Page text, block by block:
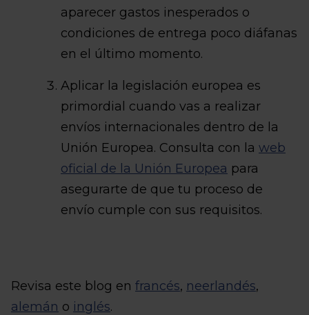
aparecer gastos inesperados o
condiciones de entrega poco diáfanas
en el último momento.
Aplicar la legislación europea es
primordial cuando vas a realizar
envíos internacionales dentro de la
Unión Europea. Consulta con la web
oficial de la Unión Europea para
asegurarte de que tu proceso de
envío cumple con sus requisitos.
Revisa este blog en francés, neerlandés,
alemán o inglés.